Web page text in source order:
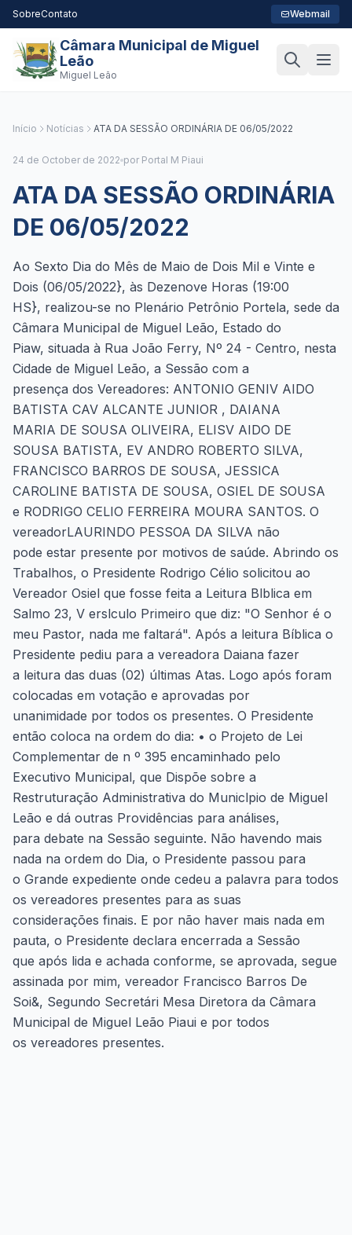
SobreContato Webmail
Câmara Municipal de Miguel
Leão
Miguel Leão
Início Notícias ATA DA SESSÃO ORDINÁRIA DE 06/05/2022
24 de October de 2022 por Portal M Piaui
ATA DA SESSÃO ORDINÁRIA
DE 06/05/2022
Ao Sexto Dia do Mês de Maio de Dois Mil e Vinte e
Dois (06/05/2022}, às Dezenove Horas (19:00
HS}, realizou-se no Plenário Petrônio Portela, sede da
Câmara Municipal de Miguel Leão, Estado do
Piaw, situada à Rua João Ferry, Nº 24 - Centro, nesta
Cidade de Miguel Leão, a Sessão com a
presença dos Vereadores: ANTONIO GENIV AIDO
BATISTA CAV ALCANTE JUNIOR , DAIANA
MARIA DE SOUSA OLIVEIRA, ELISV AIDO DE
SOUSA BATISTA, EV ANDRO ROBERTO SILVA,
FRANCISCO BARROS DE SOUSA, JESSICA
CAROLINE BATISTA DE SOUSA, OSIEL DE SOUSA
e RODRIGO CELIO FERREIRA MOURA SANTOS. O
vereadorLAURINDO PESSOA DA SILVA não
pode estar presente por motivos de saúde. Abrindo os
Trabalhos, o Presidente Rodrigo Célio solicitou ao
Vereador Osiel que fosse feita a Leitura Blblica em
Salmo 23, V erslculo Primeiro que diz: "O Senhor é o
meu Pastor, nada me faltará". Após a leitura Bíblica o
Presidente pediu para a vereadora Daiana fazer
a leitura das duas (02) últimas Atas. Logo após foram
colocadas em votação e aprovadas por
unanimidade por todos os presentes. O Presidente
então coloca na ordem do dia: • o Projeto de Lei
Complementar de n º 395 encaminhado pelo
Executivo Municipal, que Dispõe sobre a
Restruturação Administrativa do Municlpio de Miguel
Leão e dá outras Providências para análises,
para debate na Sessão seguinte. Não havendo mais
nada na ordem do Dia, o Presidente passou para
o Grande expediente onde cedeu a palavra para todos
os vereadores presentes para as suas
considerações finais. E por não haver mais nada em
pauta, o Presidente declara encerrada a Sessão
que após lida e achada conforme, se aprovada, segue
assinada por mim, vereador Francisco Barros De
Soi&, Segundo Secretári Mesa Diretora da Câmara
Municipal de Miguel Leão Piaui e por todos
os vereadores presentes.